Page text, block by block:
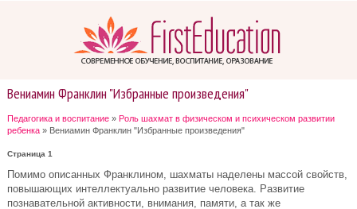
Вениамин Франклин "Избранные произведения"
Педагогика и воспитание » Роль шахмат в физическом и психическом развитии
ребенка » Вениамин Франклин "Избранные произведения"
Страница 1
Помимо описанных Франклином, шахматы наделены массой свойств,
повышающих интеллектуально развитие человека. Развитие
познавательной активности, внимания, памяти, а так же